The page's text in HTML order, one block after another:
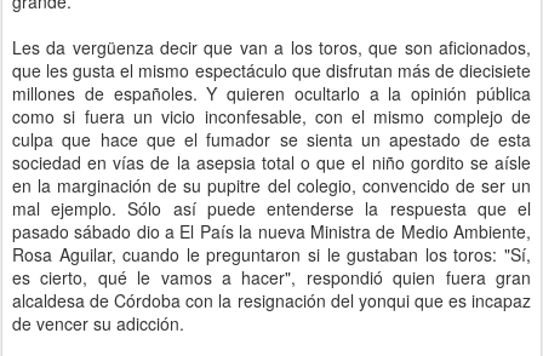
Les da vergüenza decir que van a los toros, que son aficionados,
que les gusta el mismo espectáculo que disfrutan más de diecisiete
millones de españoles. Y quieren ocultarlo a la opinión pública
como si fuera un vicio inconfesable, con el mismo complejo de
culpa que hace que el fumador se sienta un apestado de esta
sociedad en vías de la asepsia total o que el niño gordito se aísle
en la marginación de su pupitre del colegio, convencido de ser un
mal ejemplo. Sólo así puede entenderse la respuesta que el
pasado sábado dio a El País la nueva Ministra de Medio Ambiente,
Rosa Aguilar, cuando le preguntaron si le gustaban los toros: "Sí,
es cierto, qué le vamos a hacer", respondió quien fuera gran
alcaldesa de Córdoba con la resignación del yonqui que es incapaz
de vencer su adicción.